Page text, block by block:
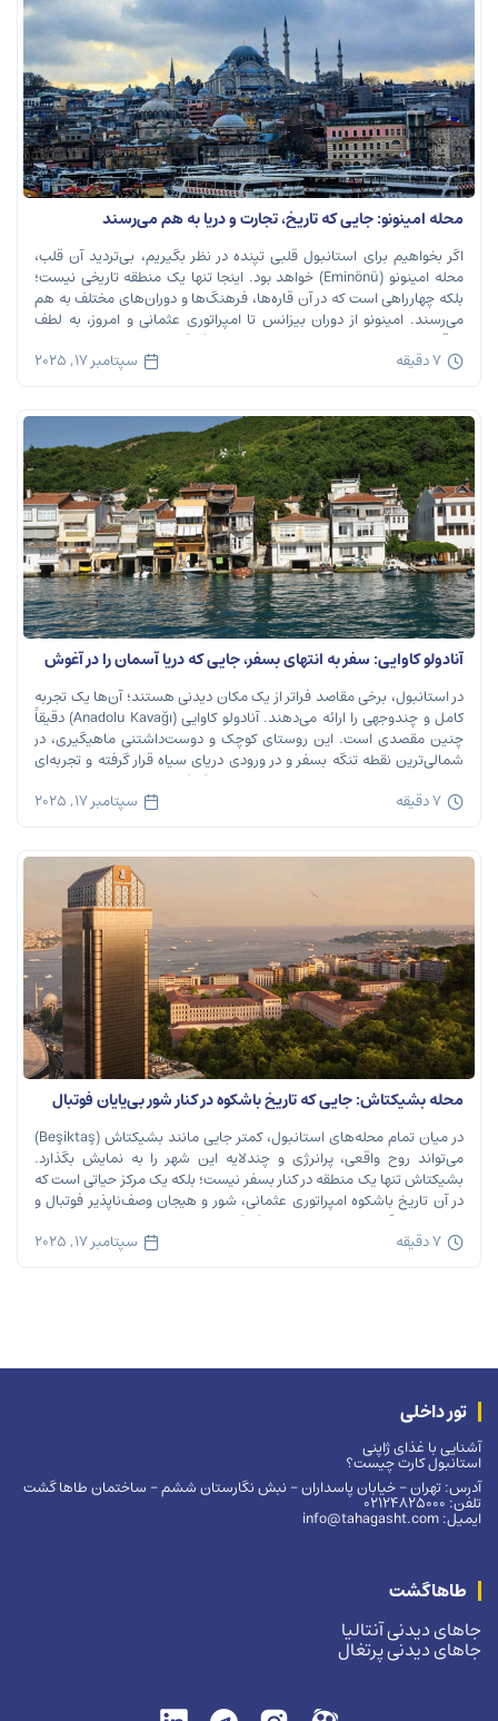
محله امینونو: جایی که تاریخ، تجارت و دریا به هم می‌رسند
اگر بخواهیم برای استانبول قلبی تپنده در نظر بگیریم، بی‌تردید آن قلب،
محله امینونو (Eminönü) خواهد بود. اینجا تنها یک منطقه تاریخی نیست؛
بلکه چهارراهی است که در آن قاره‌ها، فرهنگ‌ها و دوران‌های مختلف به هم
می‌رسند. امینونو از دوران بیزانس تا امپراتوری عثمانی و امروز، به لطف
موقعیت استراتژیک خود در دهانه خلیج شاخ […]
7 دقیقه سپتامبر 17, 2025
آنادولو کاوایی: سفر به انتهای بسفر، جایی که دریا آسمان را در آغوش
می‌گیرد
در استانبول، برخی مقاصد فراتر از یک مکان دیدنی هستند؛ آن‌ها یک تجربه
کامل و چندوجهی را ارائه می‌دهند. آنادولو کاوایی (Anadolu Kavağı) دقیقاً
چنین مقصدی است. این روستای کوچک و دوست‌داشتنی ماهیگیری، در
شمالی‌ترین نقطه تنگه بسفر و در ورودی دریای سیاه قرار گرفته و تجربه‌ای
بی‌نظیر از تاریخ، طبیعت و طعم‌های اصیل را […]
7 دقیقه سپتامبر 17, 2025
محله بشیکتاش: جایی که تاریخ باشکوه در کنار شور بی‌پایان فوتبال
نفس می‌کشد
در میان تمام محله‌های استانبول، کمتر جایی مانند بشیکتاش (Beşiktaş)
می‌تواند روح واقعی، پرانرژی و چندلایه این شهر را به نمایش بگذارد.
بشیکتاش تنها یک منطقه در کنار بسفر نیست؛ بلکه یک مرکز حیاتی است که
در آن تاریخ باشکوه امپراتوری عثمانی، شور و هیجان وصف‌ناپذیر فوتبال و
ریتم تند زندگی مدرن شهری در هم […]
7 دقیقه سپتامبر 17, 2025
طاهاگشت
جاهای دیدنی آنتالیا
جاهای دیدنی پرتغال
تور داخلی
آشنایی با غذای ژاپنی
استانبول کارت چیست؟
آدرس: تهران – خیابان پاسداران – نبش نگارستان ششم – ساختمان طاها گشت
تلفن: 02124825000
ایمیل: info@tahagasht.com